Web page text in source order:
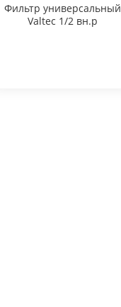
Фильтр универсальный
Valtec 1/2 вн.р